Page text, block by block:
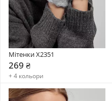
Мітенки X2351
269 ₴
+ 4 кольори